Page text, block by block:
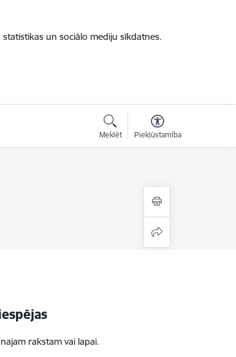
un sociālo mediju sīkdatnes.
Meklēt Piekļūstamība
rakstam vai lapai.